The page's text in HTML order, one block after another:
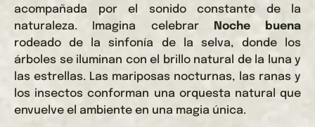
acompañada por el sonido constante de la
naturaleza. Imagina celebrar
Noche buena
rodeado de la sinfonía de la selva, donde los
árboles se iluminan con el brillo natural de la luna y
las estrellas. Las mariposas nocturnas, las ranas y
los insectos conforman una orquesta natural que
envuelve el ambiente en una magia única.